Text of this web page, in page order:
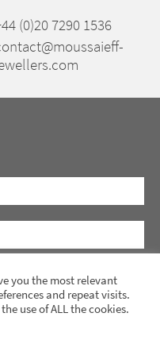
(0)20 7290 1536
you the most relevant
and repeat visits.
use of ALL the cookies.